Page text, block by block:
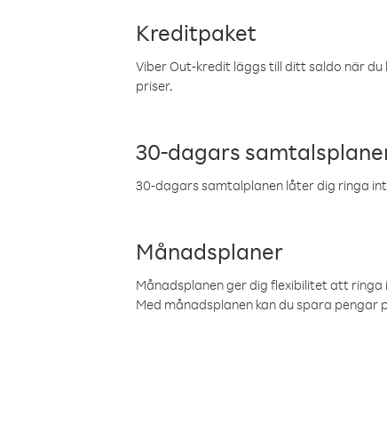
Kreditpaket
Viber Out-kredit läggs till ditt saldo när
priser.
30-dagars
30-dagars samtalplanen låter dig ringa
Månadsplaner
Månadsplanen ger dig flexibilitet att
Med månadsplanen kan du spara pengar